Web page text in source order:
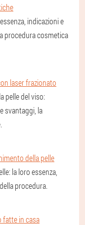
indicazioni e
procedura cosmetica
laser frazionato
pelle del viso:
svantaggi, la
della pelle
la loro essenza,
procedura.
fatte in casa